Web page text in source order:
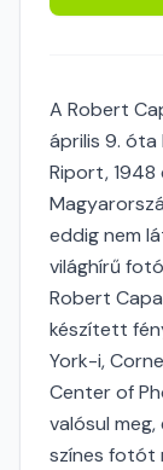
A Robert
április 9.
Riport, 1948
eddig nem
világhírű
Robert
készített
York-i,
Center of
valósul
színes fotót